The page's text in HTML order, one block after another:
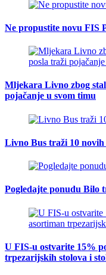
Ne propustite novu FIS
Mljekara Livno zbog
pojačanje u svom timu
Livno Bus traži 10 novih
Pogledajte ponudu Bilo
U FIS-u ostvarite 15%
trpezarijskih stolova i